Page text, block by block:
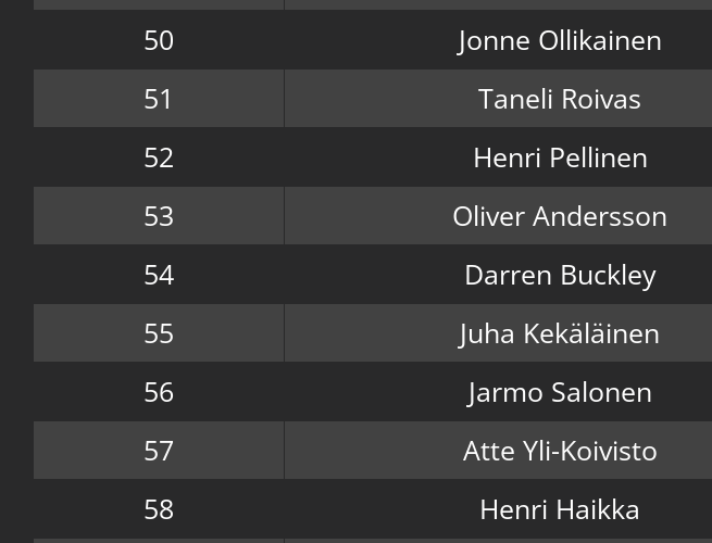
50
Jonne Ollikainen
51
Taneli Roivas
52
Henri Pellinen
53
Oliver Andersson
54
Darren Buckley
55
Juha Kekäläinen
56
Jarmo Salonen
57
Atte Yli-Koivisto
58
Henri Haikka